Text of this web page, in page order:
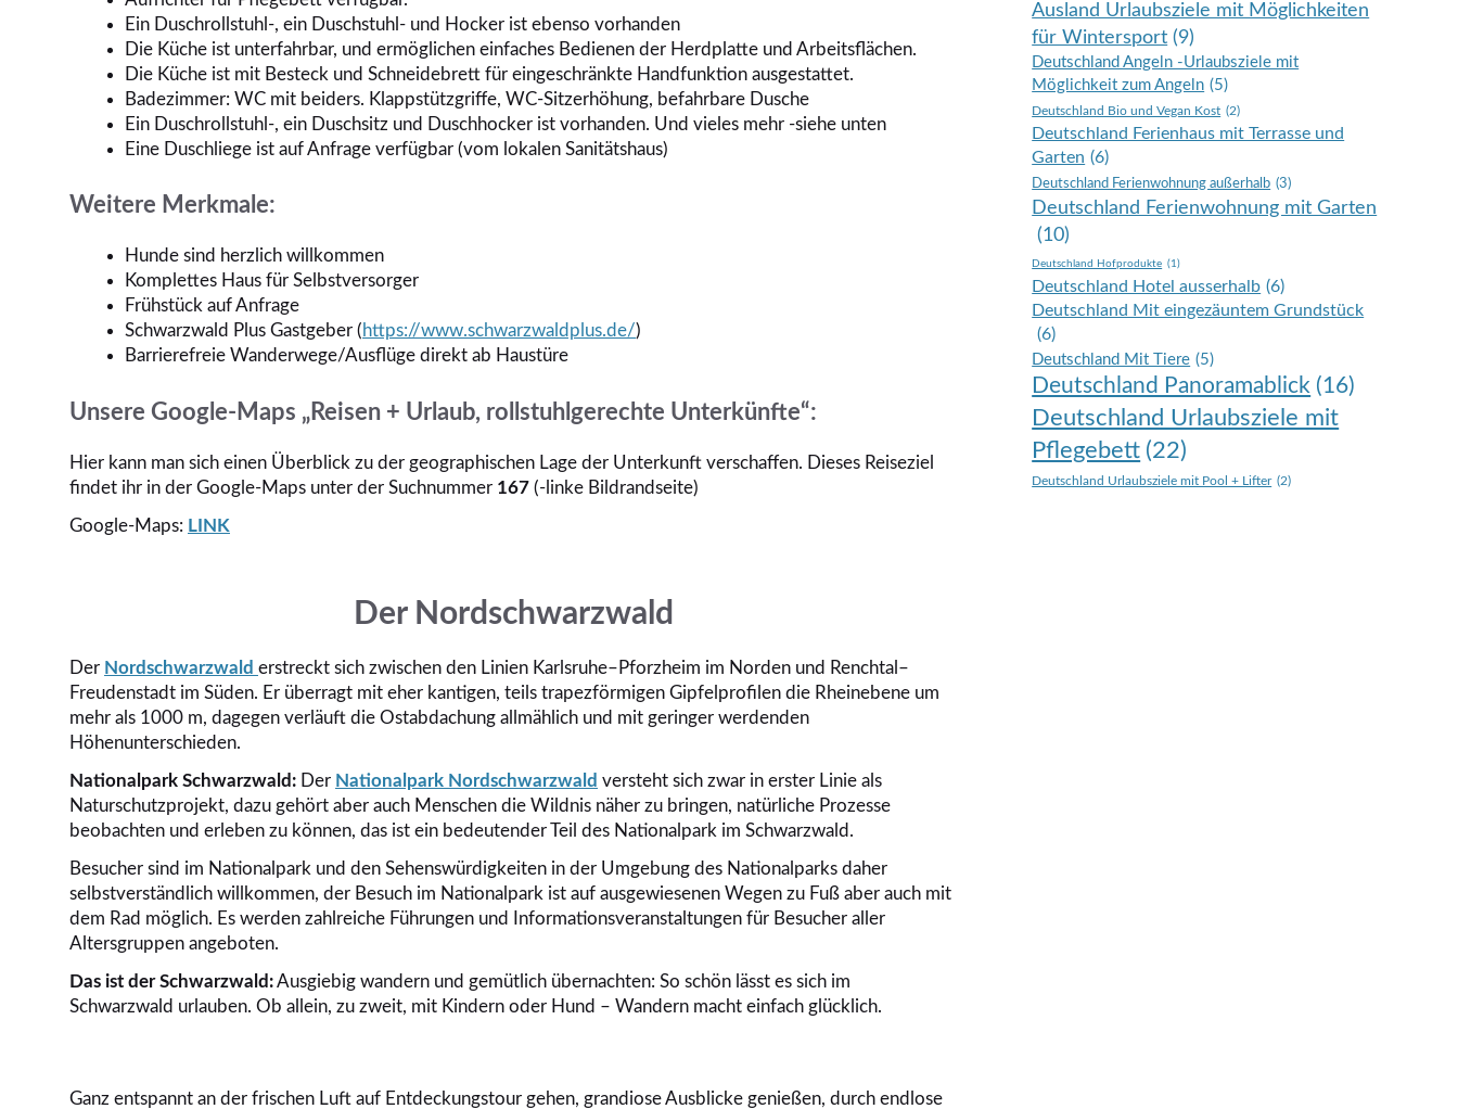
Ein Duschrollstuhl-, ein Duschstuhl- und Hocker ist ebenso vorhanden
Die Küche ist unterfahrbar, und ermöglichen einfaches Bedienen der Herdplatte und Arbeitsflächen.
Die Küche ist mit Besteck und Schneidebrett für eingeschränkte Handfunktion ausgestattet.
Badezimmer: WC mit beiders. Klappstützgriffe, WC-Sitzerhöhung, befahrbare Dusche
Ein Duschrollstuhl-, ein Duschsitz und Duschhocker ist vorhanden. Und vieles mehr -siehe unten
Eine Duschliege ist auf Anfrage verfügbar (vom lokalen Sanitätshaus)
Weitere Merkmale:
Hunde sind herzlich willkommen
Komplettes Haus für Selbstversorger
Frühstück auf Anfrage
Schwarzwald Plus Gastgeber (https://www.schwarzwaldplus.de/)
Barrierefreie Wanderwege/Ausflüge direkt ab Haustüre
Unsere Google-Maps „Reisen + Urlaub, rollstuhlgerechte Unterkünfte“:
Hier kann man sich einen Überblick zu der geographischen Lage der Unterkunft verschaffen. Dieses Reiseziel
findet ihr in der Google-Maps unter der Suchnummer 167 (-linke Bildrandseite)
Google-Maps: LINK
Der Nordschwarzwald
Der Nordschwarzwald erstreckt sich zwischen den Linien Karlsruhe–Pforzheim im Norden und Renchtal–
Freudenstadt im Süden. Er überragt mit eher kantigen, teils trapezförmigen Gipfelprofilen die Rheinebene um
mehr als 1000 m, dagegen verläuft die Ostabdachung allmählich und mit geringer werdenden
Höhenunterschieden.
Nationalpark Schwarzwald: Der Nationalpark Nordschwarzwald versteht sich zwar in erster Linie als
Naturschutzprojekt, dazu gehört aber auch Menschen die Wildnis näher zu bringen, natürliche Prozesse
beobachten und erleben zu können, das ist ein bedeutender Teil des Nationalpark im Schwarzwald.
Besucher sind im Nationalpark und den Sehenswürdigkeiten in der Umgebung des Nationalparks daher
selbstverständlich willkommen, der Besuch im Nationalpark ist auf ausgewiesenen Wegen zu Fuß aber auch mit
dem Rad möglich. Es werden zahlreiche Führungen und Informationsveranstaltungen für Besucher aller
Altersgruppen angeboten.
Das ist der Schwarzwald:Ausgiebig wandern und gemütlich übernachten: So schön lässt es sich im
Schwarzwald urlauben. Ob allein, zu zweit, mit Kindern oder Hund – Wandern macht einfach glücklich.
Ganz entspannt an der frischen Luft auf Entdeckungstour gehen, grandiose Ausblicke genießen, durch endlose
Ausland Urlaubsziele mit Möglichkeiten
für Wintersport (9)
Deutschland Angeln -Urlaubsziele mit
Möglichkeit zum Angeln (5)
Deutschland Bio und Vegan Kost (2)
Deutschland Ferienhaus mit Terrasse und
Garten (6)
Deutschland Ferienwohnung außerhalb (3)
Deutschland Ferienwohnung mit Garten
(10)
Deutschland Hofprodukte (1)
Deutschland Hotel ausserhalb (6)
Deutschland Mit eingezäuntem Grundstück
(6)
Deutschland Mit Tiere (5)
Deutschland Panoramablick (16)
Deutschland Urlaubsziele mit
Pflegebett (22)
Deutschland Urlaubsziele mit Pool + Lifter (2)